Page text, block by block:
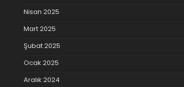
Nisan 2025
Mart 2025
Şubat 2025
Ocak 2025
Aralık 2024